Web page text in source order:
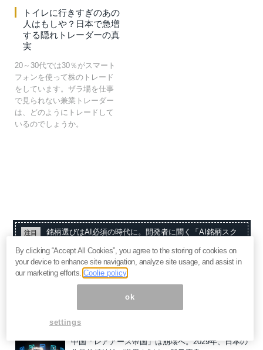
トイレに行きすぎのあの
人はもしや？日本で急増
する隠れトレーダーの真
実
20～30代では30％がスマート
フォンを使って株のトレード
をしています。ザラ場を仕事
で見られない兼業トレーダー
は、どのようにトレードして
いるのでしょうか。
注目
銘柄選びはAI必須の時代に。開発者に聞く「AI銘柄スク
注目情報
ても間に合う“損しにくい”投資術と実践方法
マーチャントブレインズ投資顧問）
中国「レアアース帝国」は崩壊へ。2029年、日本の
By clicking “Accept All Cookies”, you agree to the storing of cookies on
your device to enhance site navigation, analyze site usage, and assist in
our marketing efforts.Coolie policy
ok
settings